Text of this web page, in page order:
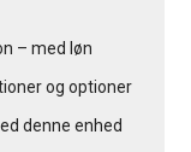
– med løn
og optioner
denne enhed